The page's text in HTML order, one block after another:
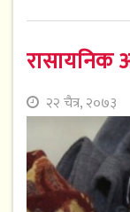
रासायनिक
२२ चैत्र, २०७३